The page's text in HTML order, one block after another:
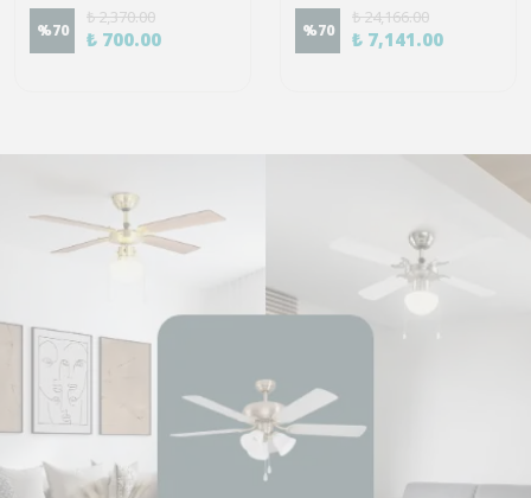
%70
₺ 2,370.00
₺ 700.00 %70
₺ 24,166.00
₺ 7,141.00